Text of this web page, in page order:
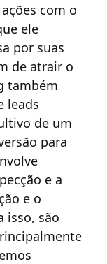
com o
ele
por suas
de atrair o
também
leads
de um
para
e a
e o
isso, são